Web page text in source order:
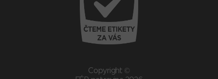
Copyright ©